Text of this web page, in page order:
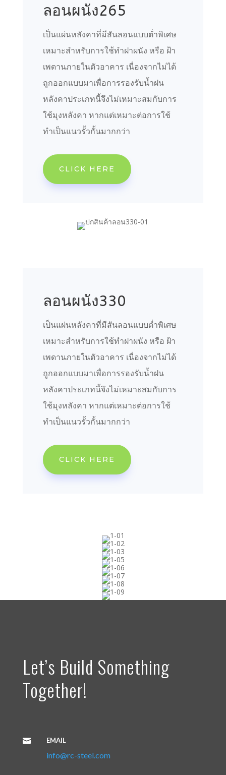
ลอนผนัง265
เป็นแผ่นหลังคาที่มีสันลอนแบบต่ำพิเศษ
เหมาะสำหรับการใช้ทำฝาผนัง หรือ ฝ้า
เพดานภายในตัวอาคาร เนื่องจากไม่ได้
ถูกออกแบบมาเพื่อการรองรับน้ำฝน
หลังคาประเภทนี้จึงไม่เหมาะสมกับการ
ใช้มุงหลังคา หากแต่เหมาะต่อการใช้
ทำเป็นแนวรั้วกั้นมากกว่า
CLICK HERE
ลอนผนัง330
เป็นแผ่นหลังคาที่มีสันลอนแบบต่ำพิเศษ
เหมาะสำหรับการใช้ทำฝาผนัง หรือ ฝ้า
เพดานภายในตัวอาคาร เนื่องจากไม่ได้
ถูกออกแบบมาเพื่อการรองรับน้ำฝน
หลังคาประเภทนี้จึงไม่เหมาะสมกับการ
ใช้มุงหลังคา หากแต่เหมาะต่อการใช้
ทำเป็นแนวรั้วกั้นมากกว่า
CLICK HERE
Let’s Build Something
Together!
 EMAIL
info@rc-steel.com